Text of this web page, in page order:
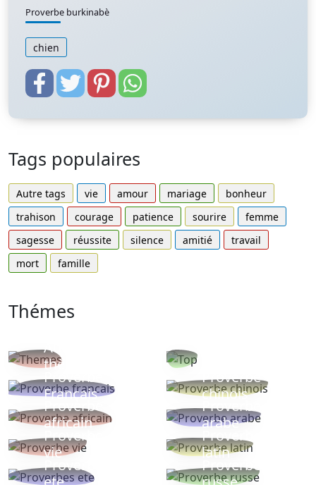
Proverbe burkinabè
chien
Tags populaires
Autre tags vie amour mariage
bonheur
trahison
courage patience sourire
femme
sagesse
réussite silence amitié
travail
mort
famille
Thémes
Autres
thèmes
Proverbe
Français
Proverbe
chinois
Proverbe
africain
Proverbe
arabe
Proverbe
vie
Proverbe
latin
Proverbes
Proverbe